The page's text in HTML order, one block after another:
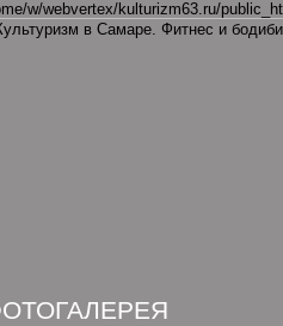
w/webvertex/kulturizm63.ru/